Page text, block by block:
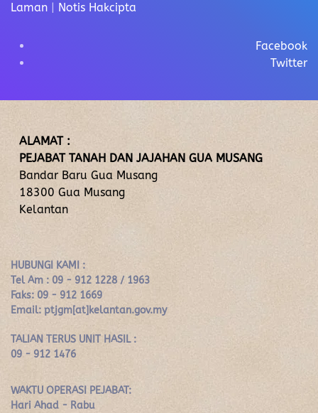
Laman
Notis Hakcipta
Facebook
Twitter
ALAMAT :
PEJABAT TANAH DAN JAJAHAN GUA MUSANG
Bandar Baru Gua Musang
18300 Gua Musang
Kelantan
HUBUNGI KAMI :
Tel Am : 09 - 912 1228 / 1963
Faks: 09 - 912 1669
Email: ptjgm[at]kelantan.gov.my
TALIAN TERUS UNIT HASIL :
09 - 912 1476
WAKTU OPERASI PEJABAT:
Hari Ahad - Rabu